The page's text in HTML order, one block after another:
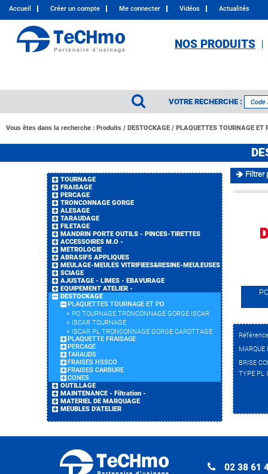
Accueil Créer un compte Me connecter Vidéos Actualités
NOS PRODUITS
VOTRE RECHERCHE :
Vous êtes dans la recherche : Produits / DESTOCKAGE / PLAQUETTES TOURNAGE ET
TOURNAGE
FRAISAGE
PERCAGE
TRONCONNAGE GORGE
ALESAGE
TARAUDAGE
FILETAGE
MANDRIN PORTE OUTILS - PINCES-TIRETTES
ACCESSOIRES M.O -
METROLOGIE
ABRASIFS APPLIQUES
MEULAGE-MEULES VITRIFIEES&RESINE-MEULEUSES
SCIAGE
AJUSTAGE - LIMES - EBAVURAGE
EQUIPEMENT ATELIER -
DESTOCKAGE
PLAQUETTES TOURNAGE ET PO
> PO TOURNAGE TRONCONNAGE GORGE ISCAR
> ISCAR TOURNAGE
> ISCAR PL TRONCONNAGE GORGE CAROTTAGE
PLAQUETTE FRAISAGE
PERCAGE
TARAUDS
FRAISES HSSCO
FRAISES CARBURE
CONES
OUTILLAGE
MAINTENANCE - Filtration -
MATERIEL DE MARQUAGE
MEUBLES D'ATELIER
Filtrer
MARQUE
BRISE
TYPE PL
02 38 61